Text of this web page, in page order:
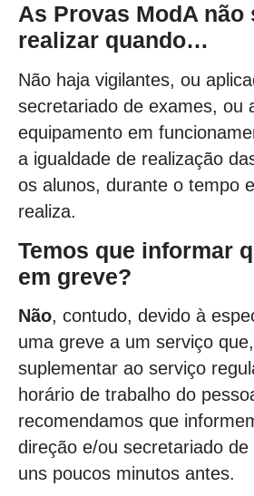
As Provas ModA não
realizar quando…
Não haja vigilantes, ou
secretariado de exames, ou
equipamento em
a igualdade de realização
os alunos, durante o tempo
realiza.
Temos que informar
em greve?
Não, contudo, devido à
uma greve a um serviço
suplementar ao serviço
horário de trabalho do
recomendamos que
direção e/ou secretariado
uns poucos minutos antes.